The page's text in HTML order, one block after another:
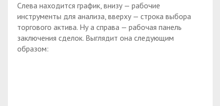
Слева находится график, внизу — рабочие
инструменты для анализа, вверху — строка выбора
торгового актива. Ну а справа — рабочая панель
заключения сделок. Выглядит она следующим
образом: